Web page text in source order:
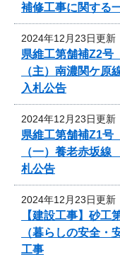
補修工事に関する
2024年12月23日更新
県維工第舗補Z2号
（主）南濃関ケ
入札公告
2024年12月23日更新
県維工第舗補Z1号
（一）養老赤坂
札公告
2024年12月23日更新
【建設工事】砂
（暮らしの安全・
工事